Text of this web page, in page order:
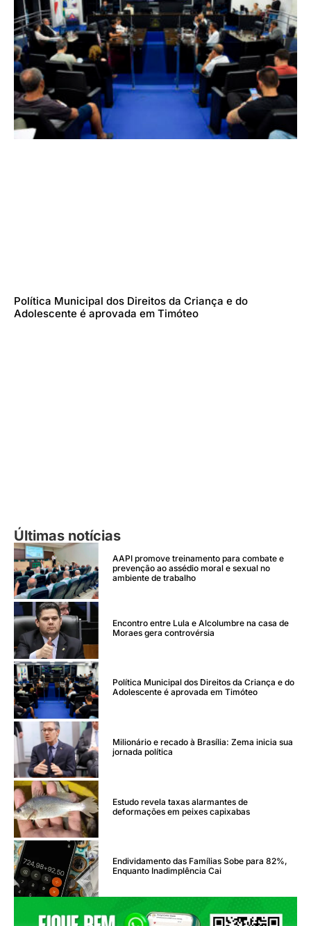
Política Municipal dos Direitos da Criança e do
Adolescente é aprovada em Timóteo
Últimas notícias
AAPI promove treinamento para combate e
prevenção ao assédio moral e sexual no
ambiente de trabalho
Encontro entre Lula e Alcolumbre na casa de
Moraes gera controvérsia
Política Municipal dos Direitos da Criança e do
Adolescente é aprovada em Timóteo
Milionário e recado à Brasília: Zema inicia sua
jornada política
Estudo revela taxas alarmantes de
deformações em peixes capixabas
Endividamento das Famílias Sobe para 82%,
Enquanto Inadimplência Cai